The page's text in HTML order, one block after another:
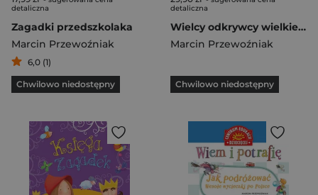
detaliczna
Zagadki przedszkolaka
Marcin Przewoźniak
6,0 (1)
Chwilowo niedostępny
detaliczna
Wielcy odkrywcy wielkie odkrycia Mikołaj Kopernik Chłopak, który sięgnął do gwiazd
Marcin Przewoźniak
Chwilowo niedostępny